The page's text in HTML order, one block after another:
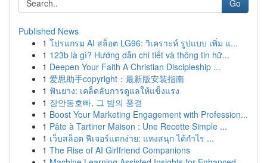
Go
Published News
1 โปรแกรม AI สล็อต LG96: วิเคราะห์ รูปแบบ เพิ่ม แ...
1 123b là gì? Hướng dẫn chi tiết và thông tin hữ...
1 Deepen Your Faith A Christian Discipleship ...
1 爱思助手copyright：最新版安装指南
1 ฟันยาง: เคล็ดลับการดูแลให้แข็งแรง
1 장안동호빠, 그 밤의 풍경
1 Boost Your Marketing Engagement with Profession...
1 Pâte à Tartiner Maison : Une Recette Simple ...
1 เว็บสล็อต ฟีเจอร์แตกง่าย: แทงสนุก ได้กำไร ...
1 The Rise of AI Girlfriend Companions